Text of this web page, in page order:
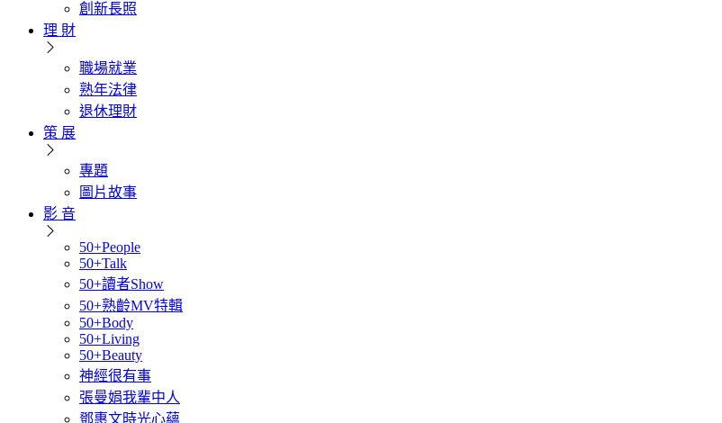
創新長照
理 財
職場就業
熟年法律
退休理財
策 展
專題
圖片故事
影 音
50+People
50+Talk
50+讀者Show
50+熟齡MV特輯
50+Body
50+Living
50+Beauty
神經很有事
張曼娟我輩中人
鄧惠文時光心蘊